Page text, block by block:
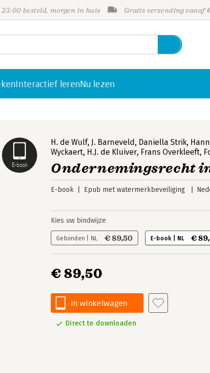
23:00 besteld, morgen in huis Gratis verzending vanaf
Interactief lerenNu lezen
E-book
H. de Wulf, J. Barneveld, Daniella Strik,
Wyckaert, H.J. de Kluiver, Frans Overkleeft,
Ondernemingsrecht
E-book Epub met watermerkbeveiliging
Kies uw bindwijze
Gebonden | NL € 89,50 E-book | NL €
€ 89,50
In winkelwagen
Direct te downloaden